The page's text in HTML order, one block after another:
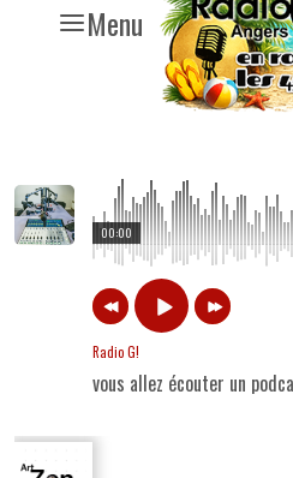
Menu
00:00
Radio G!
vous allez écouter un